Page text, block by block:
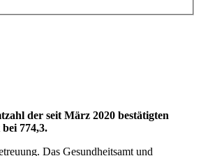
der seit März 2020 bestätigten
774,3.
Das Gesundheitsamt und